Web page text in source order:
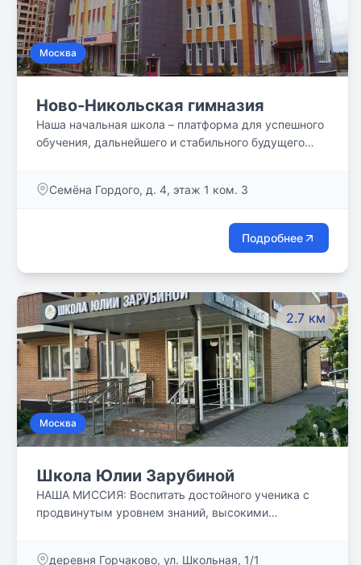
Москва
Ново-Никольская гимназия
Наша начальная школа – платформа для успешного
обучения, дальнейшего и стабильного будущего
Семёна Гордого, д. 4, этаж 1 ком. 3
Подробнее
2.7 км
Москва
Школа Юлии Зарубиной
НАША МИССИЯ: Воспитать достойного ученика с
продвинутым уровнем знаний, высокими
деревня Горчаково, ул. Школьная, 1/1